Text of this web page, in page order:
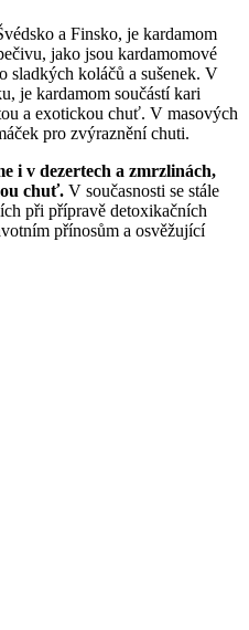
a Finsko, je kardamom
jako jsou kardamomové
sladkých koláčů a sušenek. V
je kardamom součástí kari
a exotickou chuť. V masových
pro zvýraznění chuti.
i v dezertech a zmrzlinách,
chuť. V současnosti se stále
při přípravě detoxikačních
přínosům a osvěžující